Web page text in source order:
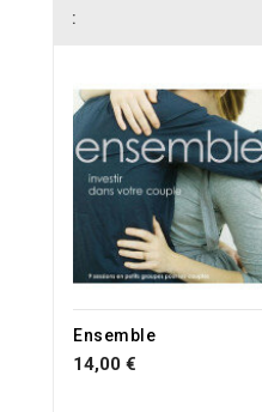
:
Ensemble
14,00 €